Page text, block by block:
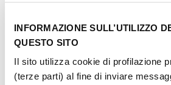
INFORMAZIONE SULL’UTILIZZO
QUESTO SITO
Il sito utilizza cookie di profilazione
(terze parti) al fine di inviare